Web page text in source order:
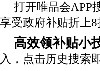
打开唯品会APP
享受政府补贴折上
高效领补贴小
入，点击历史搜索